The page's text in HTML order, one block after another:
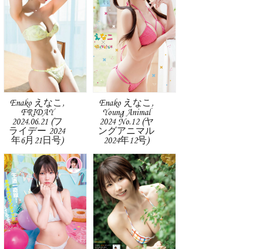
Enako えなこ,
FRIDAY
2024.06.21 (フ
ライデー 2024
年6月21日号)
Enako えなこ,
Young Animal
2024 No.12 (ヤ
ングアニマル
2024年12号)